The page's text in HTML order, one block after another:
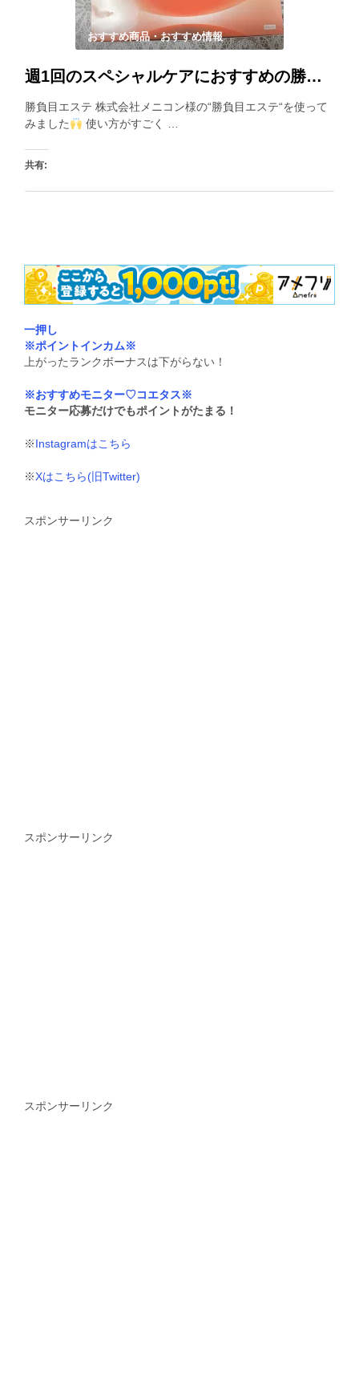
おすすめ商品・おすすめ情報
週1回のスペシャルケアにおすすめの勝負目エステが登場！細かいニードルが目もとに効く！
勝負目エステ 株式会社メニコン様の“勝負目エステ“を使って
みました
使い方がすごく …
共有:
一押し
※ポイントインカム※
上がったランクボーナスは下がらない！
※おすすめモニター♡コエタス※
モニター応募だけでもポイントがたまる！
※Instagramはこちら
※Xはこちら(旧Twitter)
スポンサーリンク
スポンサーリンク
スポンサーリンク